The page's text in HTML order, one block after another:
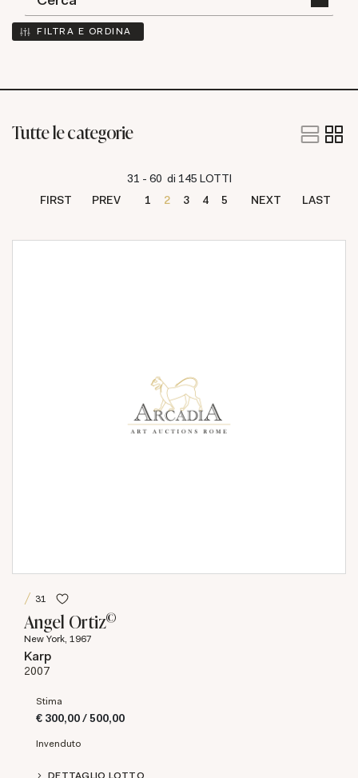
FILTRA E ORDINA
Tutte le categorie
31 - 60 di 145 LOTTI
FIRST
PREV 1 2 3 4 5 NEXT LAST
31
Angel Ortiz©
New York, 1967
Karp
2007
Stima
€ 300,00 / 500,00
Invenduto
DETTAGLIO LOTTO